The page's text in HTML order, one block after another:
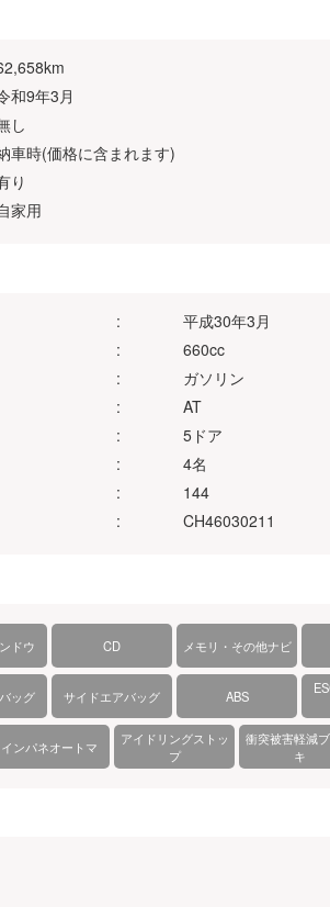
和9年3月
し
車時(価格に含まれます)
り
家用
:
平成30年3月
:
660cc
:
ガソリン
:
AT
:
5ドア
:
4名
:
144
: CH46030211
ドウ CD メモリ・その他ナビ
ッグ サイドエアバッグ ABS
インパネオートマ
アイドリングストッ
プ
衝突被害軽減
キ